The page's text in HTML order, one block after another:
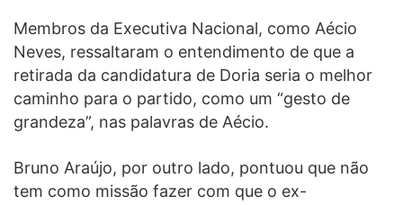
Membros da Executiva Nacional, como Aécio
Neves, ressaltaram o entendimento de que a
retirada da candidatura de Doria seria o melhor
caminho para o partido, como um “gesto de
grandeza”, nas palavras de Aécio.
Bruno Araújo, por outro lado, pontuou que não
tem como missão fazer com que o ex-